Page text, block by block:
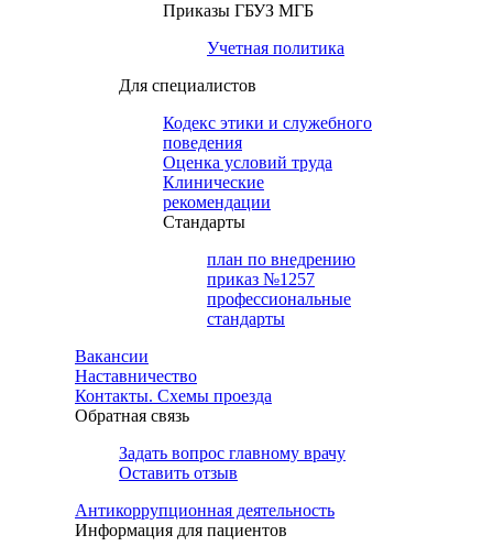
Приказы ГБУЗ МГБ
Учетная политика
Для специалистов
Кодекс этики и служебного
поведения
Оценка условий труда
Клинические
рекомендации
Cтандарты
план по внедрению
приказ №1257
профессиональные
стандарты
Вакансии
Наставничество
Контакты. Схемы проезда
Обратная связь
Задать вопрос главному врачу
Оставить отзыв
Антикоррупционная деятельность
Информация для пациентов